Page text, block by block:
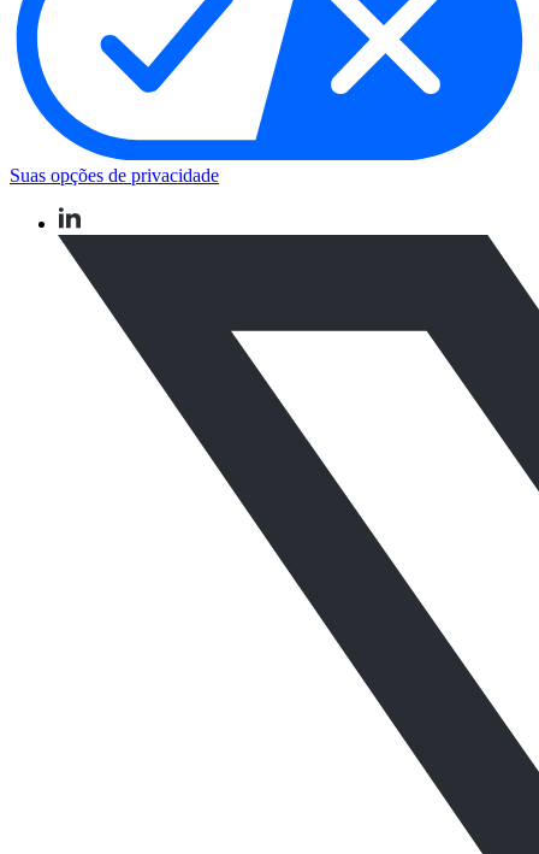
Suas opções de privacidade